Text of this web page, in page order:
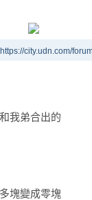
city.udn.com/
我弟合出的
塊變成零塊